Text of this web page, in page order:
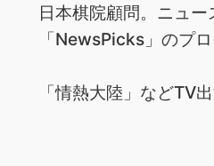
日本棋院顧問。ニュー
「NewsPicks」のプロ
「情熱大陸」などTV出